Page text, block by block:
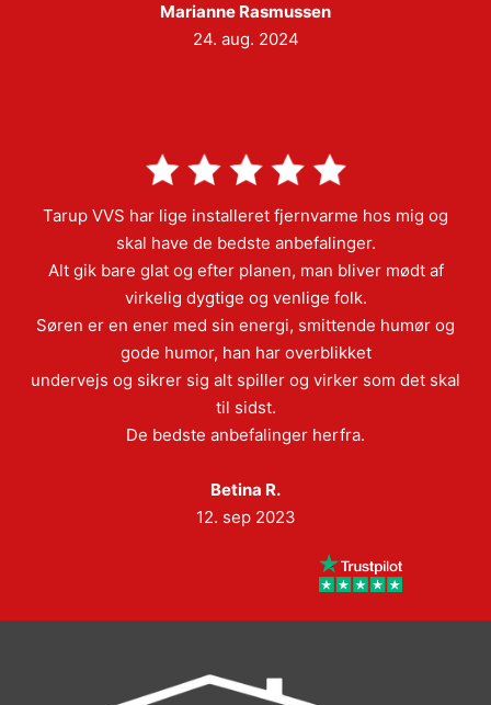
Marianne Rasmussen
24. aug. 2024
Tarup VVS har lige installeret fjernvarme hos mig og
skal have de bedste anbefalinger.
Alt gik bare glat og efter planen, man bliver mødt af
virkelig dygtige og venlige folk.
Søren er en ener med sin energi, smittende humør og
gode humor, han har overblikket
undervejs og sikrer sig alt spiller og virker som det skal
til sidst.
De bedste anbefalinger herfra.
Betina R.
12. sep 2023